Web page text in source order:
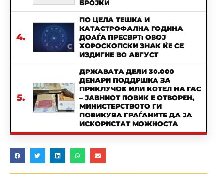
БРОЈКИ
4.
ПО ЦЕЛА ТЕШКА И
КАТАСТРОФАЛНА ГОДИНА
ДОАЃА ПРЕСВРТ: ОВОЈ
ХОРОСКОПСКИ ЗНАК ЌЕ СЕ
ИЗДИГНЕ ВО АВГУСТ
5.
ДРЖАВАТА ДЕЛИ 30.000
ДЕНАРИ ПОДДРШКА ЗА
ПРИКЛУЧОК ИЛИ КОТЕЛ НА ГАС
– ЈАВНИОТ ПОВИК Е ОТВОРЕН,
МИНИСТЕРСТВОТО ГИ
ПОВИКУВА ГРАЃАНИТЕ ДА ЈА
ИСКОРИСТАТ МОЖНОСТА